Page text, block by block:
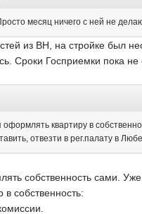
месяц ничего с ней не
из ВН, на стройке был
Сроки Госприемки пока не
квартиру в
отвезти в рег.палату в
собственность сами.
собственность: